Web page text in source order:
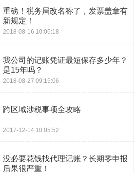
重磅！税务局改名称了，发票盖章有
新规定！
2018-08-16 10:06:18
我公司的记账凭证最短保存多少年？
是15年吗？
2018-08-27 09:15:06
跨区域涉税事项全攻略
2017-12-14 10:05:52
没必要花钱找代理记账？长期零申报
后果很严重！